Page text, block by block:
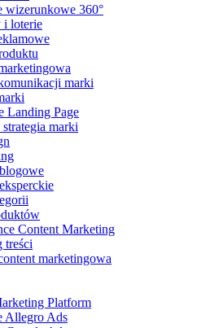
wizerunkowe 360°
i loterie
marki
Landing Page
marki
Content Marketing
treści
marketingowa
Platform
Allegro Ads